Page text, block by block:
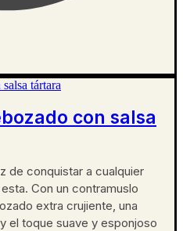
con salsa
de conquistar a cualquier
Con un contramuslo
extra crujiente, una
el toque suave y esponjoso